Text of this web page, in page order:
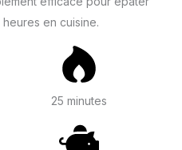
en cuisine.
25 minutes